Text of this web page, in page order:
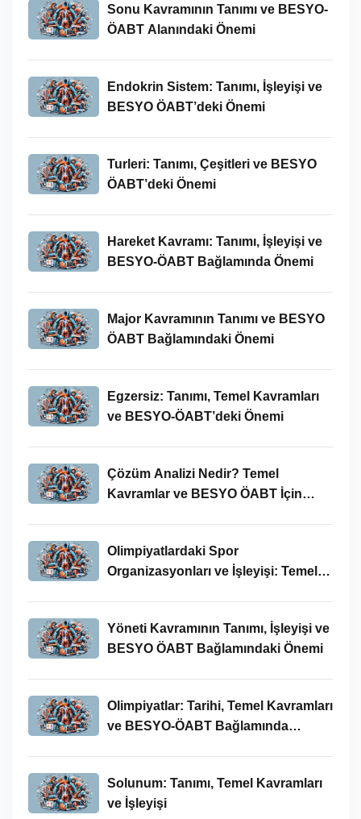
Sonu Kavramının Tanımı ve BESYO-
ÖABT Alanındaki Önemi
Endokrin Sistem: Tanımı, İşleyişi ve
BESYO ÖABT’deki Önemi
Turleri: Tanımı, Çeşitleri ve BESYO
ÖABT’deki Önemi
Hareket Kavramı: Tanımı, İşleyişi ve
BESYO-ÖABT Bağlamında Önemi
Major Kavramının Tanımı ve BESYO
ÖABT Bağlamındaki Önemi
Egzersiz: Tanımı, Temel Kavramları
ve BESYO-ÖABT’deki Önemi
Çözüm Analizi Nedir? Temel
Kavramlar ve BESYO ÖABT İçin
Olimpiyatlardaki Spor
Organizasyonları ve İşleyişi: Temel
Yöneti Kavramının Tanımı, İşleyişi ve
BESYO ÖABT Bağlamındaki Önemi
Olimpiyatlar: Tarihi, Temel Kavramları
ve BESYO-ÖABT Bağlamında
Solunum: Tanımı, Temel Kavramları
ve İşleyişi